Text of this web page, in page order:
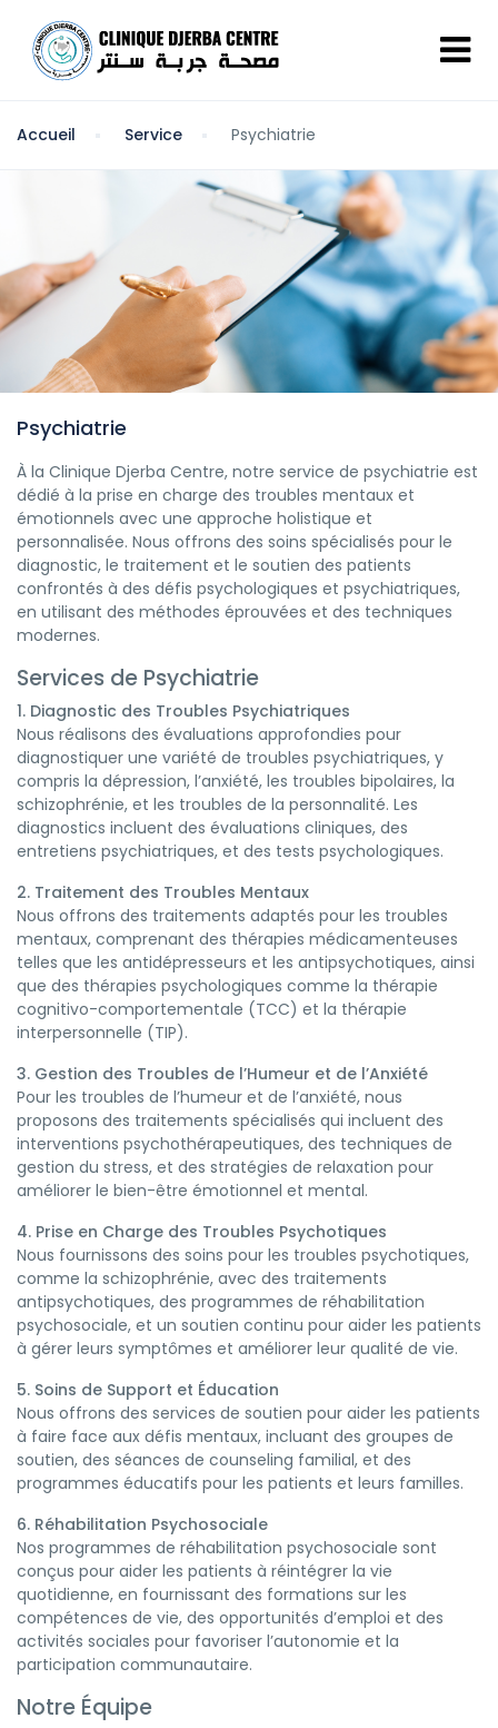
Accueil Service Psychiatrie
Psychiatrie
À la Clinique Djerba Centre, notre service de psychiatrie est
dédié à la prise en charge des troubles mentaux et
émotionnels avec une approche holistique et
personnalisée. Nous offrons des soins spécialisés pour le
diagnostic, le traitement et le soutien des patients
confrontés à des défis psychologiques et psychiatriques,
en utilisant des méthodes éprouvées et des techniques
modernes.
Services de Psychiatrie
1. Diagnostic des Troubles Psychiatriques
Nous réalisons des évaluations approfondies pour
diagnostiquer une variété de troubles psychiatriques, y
compris la dépression, l’anxiété, les troubles bipolaires, la
schizophrénie, et les troubles de la personnalité. Les
diagnostics incluent des évaluations cliniques, des
entretiens psychiatriques, et des tests psychologiques.
2. Traitement des Troubles Mentaux
Nous offrons des traitements adaptés pour les troubles
mentaux, comprenant des thérapies médicamenteuses
telles que les antidépresseurs et les antipsychotiques, ainsi
que des thérapies psychologiques comme la thérapie
cognitivo-comportementale (TCC) et la thérapie
interpersonnelle (TIP).
3. Gestion des Troubles de l’Humeur et de l’Anxiété
Pour les troubles de l’humeur et de l’anxiété, nous
proposons des traitements spécialisés qui incluent des
interventions psychothérapeutiques, des techniques de
gestion du stress, et des stratégies de relaxation pour
améliorer le bien-être émotionnel et mental.
4. Prise en Charge des Troubles Psychotiques
Nous fournissons des soins pour les troubles psychotiques,
comme la schizophrénie, avec des traitements
antipsychotiques, des programmes de réhabilitation
psychosociale, et un soutien continu pour aider les patients
à gérer leurs symptômes et améliorer leur qualité de vie.
5. Soins de Support et Éducation
Nous offrons des services de soutien pour aider les patients
à faire face aux défis mentaux, incluant des groupes de
soutien, des séances de counseling familial, et des
programmes éducatifs pour les patients et leurs familles.
6. Réhabilitation Psychosociale
Nos programmes de réhabilitation psychosociale sont
conçus pour aider les patients à réintégrer la vie
quotidienne, en fournissant des formations sur les
compétences de vie, des opportunités d’emploi et des
activités sociales pour favoriser l’autonomie et la
participation communautaire.
Notre Équipe